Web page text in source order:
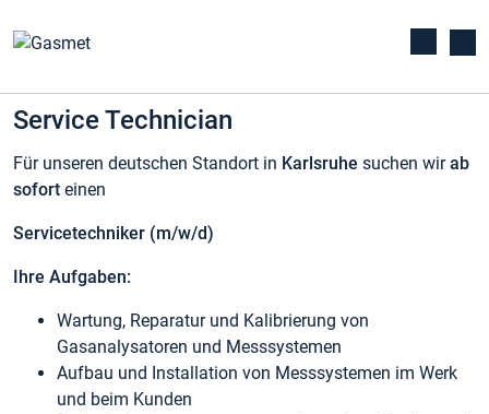
Service Technician
Für unseren deutschen Standort in Karlsruhe suchen wirab
sofort einen
Servicetechniker (m/w/d)
Ihre Aufgaben:
Wartung, Reparatur und Kalibrierung von
Gasanalysatoren und Messsystemen
Aufbau und Installation von Messsystemen im Werk
und beim Kunden